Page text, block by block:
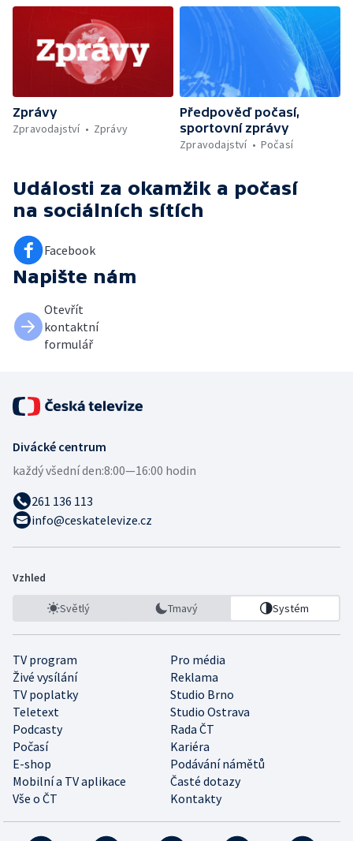
Zprávy
Zpravodajství
Zprávy
Předpověď počasí,
sportovní zprávy
Zpravodajství
Počasí
Události za okamžik a počasí
na sociálních sítích
Facebook
Napište nám
Otevřít
kontaktní
formulář
Divácké centrum
každý všední den:8:00—16:00 hodin
261 136 113
info@ceskatelevize.cz
Vzhled
Světlý Tmavý Systém
TV program
Pro média
Živé vysílání
Reklama
TV poplatky
Studio Brno
Teletext
Studio Ostrava
Podcasty
Rada ČT
Počasí
Kariéra
E-shop
Podávání námětů
Mobilní a TV aplikace
Časté dotazy
Vše o ČT
Kontakty